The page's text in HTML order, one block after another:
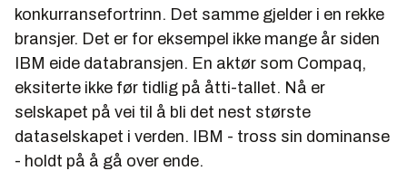
konkurransefortrinn. Det samme gjelder i en rekke
bransjer. Det er for eksempel ikke mange år siden
IBM eide databransjen. En aktør som Compaq,
eksiterte ikke før tidlig på åtti-tallet. Nå er
selskapet på vei til å bli det nest største
dataselskapet i verden. IBM - tross sin dominanse
- holdt på å gå over ende.